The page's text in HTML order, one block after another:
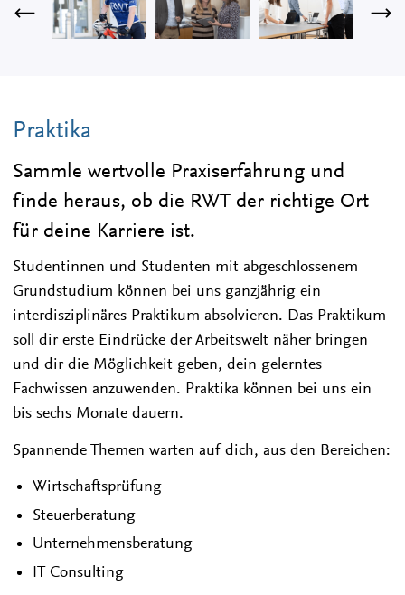
Praktika
Sammle wertvolle Praxiserfahrung und
finde heraus, ob die RWT der richtige Ort
für deine Karriere ist.
Studentinnen und Studenten mit abgeschlossenem
Grundstudium können bei uns ganzjährig ein
interdisziplinäres Praktikum absolvieren. Das Praktikum
soll dir erste Eindrücke der Arbeitswelt näher bringen
und dir die Möglichkeit geben, dein gelerntes
Fachwissen anzuwenden. Praktika können bei uns ein
bis sechs Monate dauern.
Spannende Themen warten auf dich, aus den Bereichen:
Wirtschaftsprüfung
Steuerberatung
Unternehmensberatung
IT Consulting